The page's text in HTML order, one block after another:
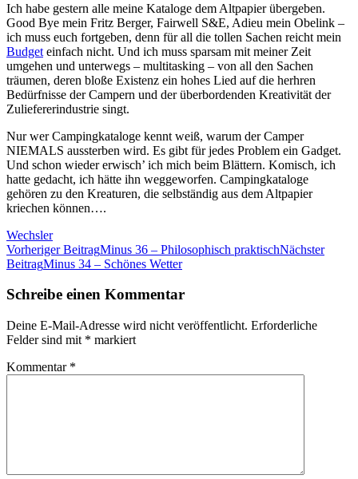
Ich habe gestern alle meine Kataloge dem Altpapier übergeben.
Good Bye mein Fritz Berger, Fairwell S&E, Adieu mein Obelink –
ich muss euch fortgeben, denn für all die tollen Sachen reicht mein
Budget einfach nicht. Und ich muss sparsam mit meiner Zeit
umgehen und unterwegs – multitasking – von all den Sachen
träumen, deren bloße Existenz ein hohes Lied auf die herhren
Bedürfnisse der Campern und der überbordenden Kreativität der
Zuliefererindustrie singt.
Nur wer Campingkataloge kennt weiß, warum der Camper
NIEMALS aussterben wird. Es gibt für jedes Problem ein Gadget.
Und schon wieder erwisch’ ich mich beim Blättern. Komisch, ich
hatte gedacht, ich hätte ihn weggeworfen. Campingkataloge
gehören zu den Kreaturen, die selbständig aus dem Altpapier
kriechen können….
Wechsler
Beitrags-
Navigation
Vorheriger BeitragMinus 36 – Philosophisch praktischNächster
BeitragMinus 34 – Schönes Wetter
Schreibe einen Kommentar
Deine E-Mail-Adresse wird nicht veröffentlicht. Erforderliche
Felder sind mit * markiert
Kommentar *